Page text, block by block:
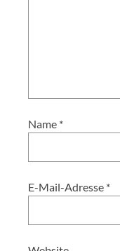
Name *
E-Mail-Adresse *